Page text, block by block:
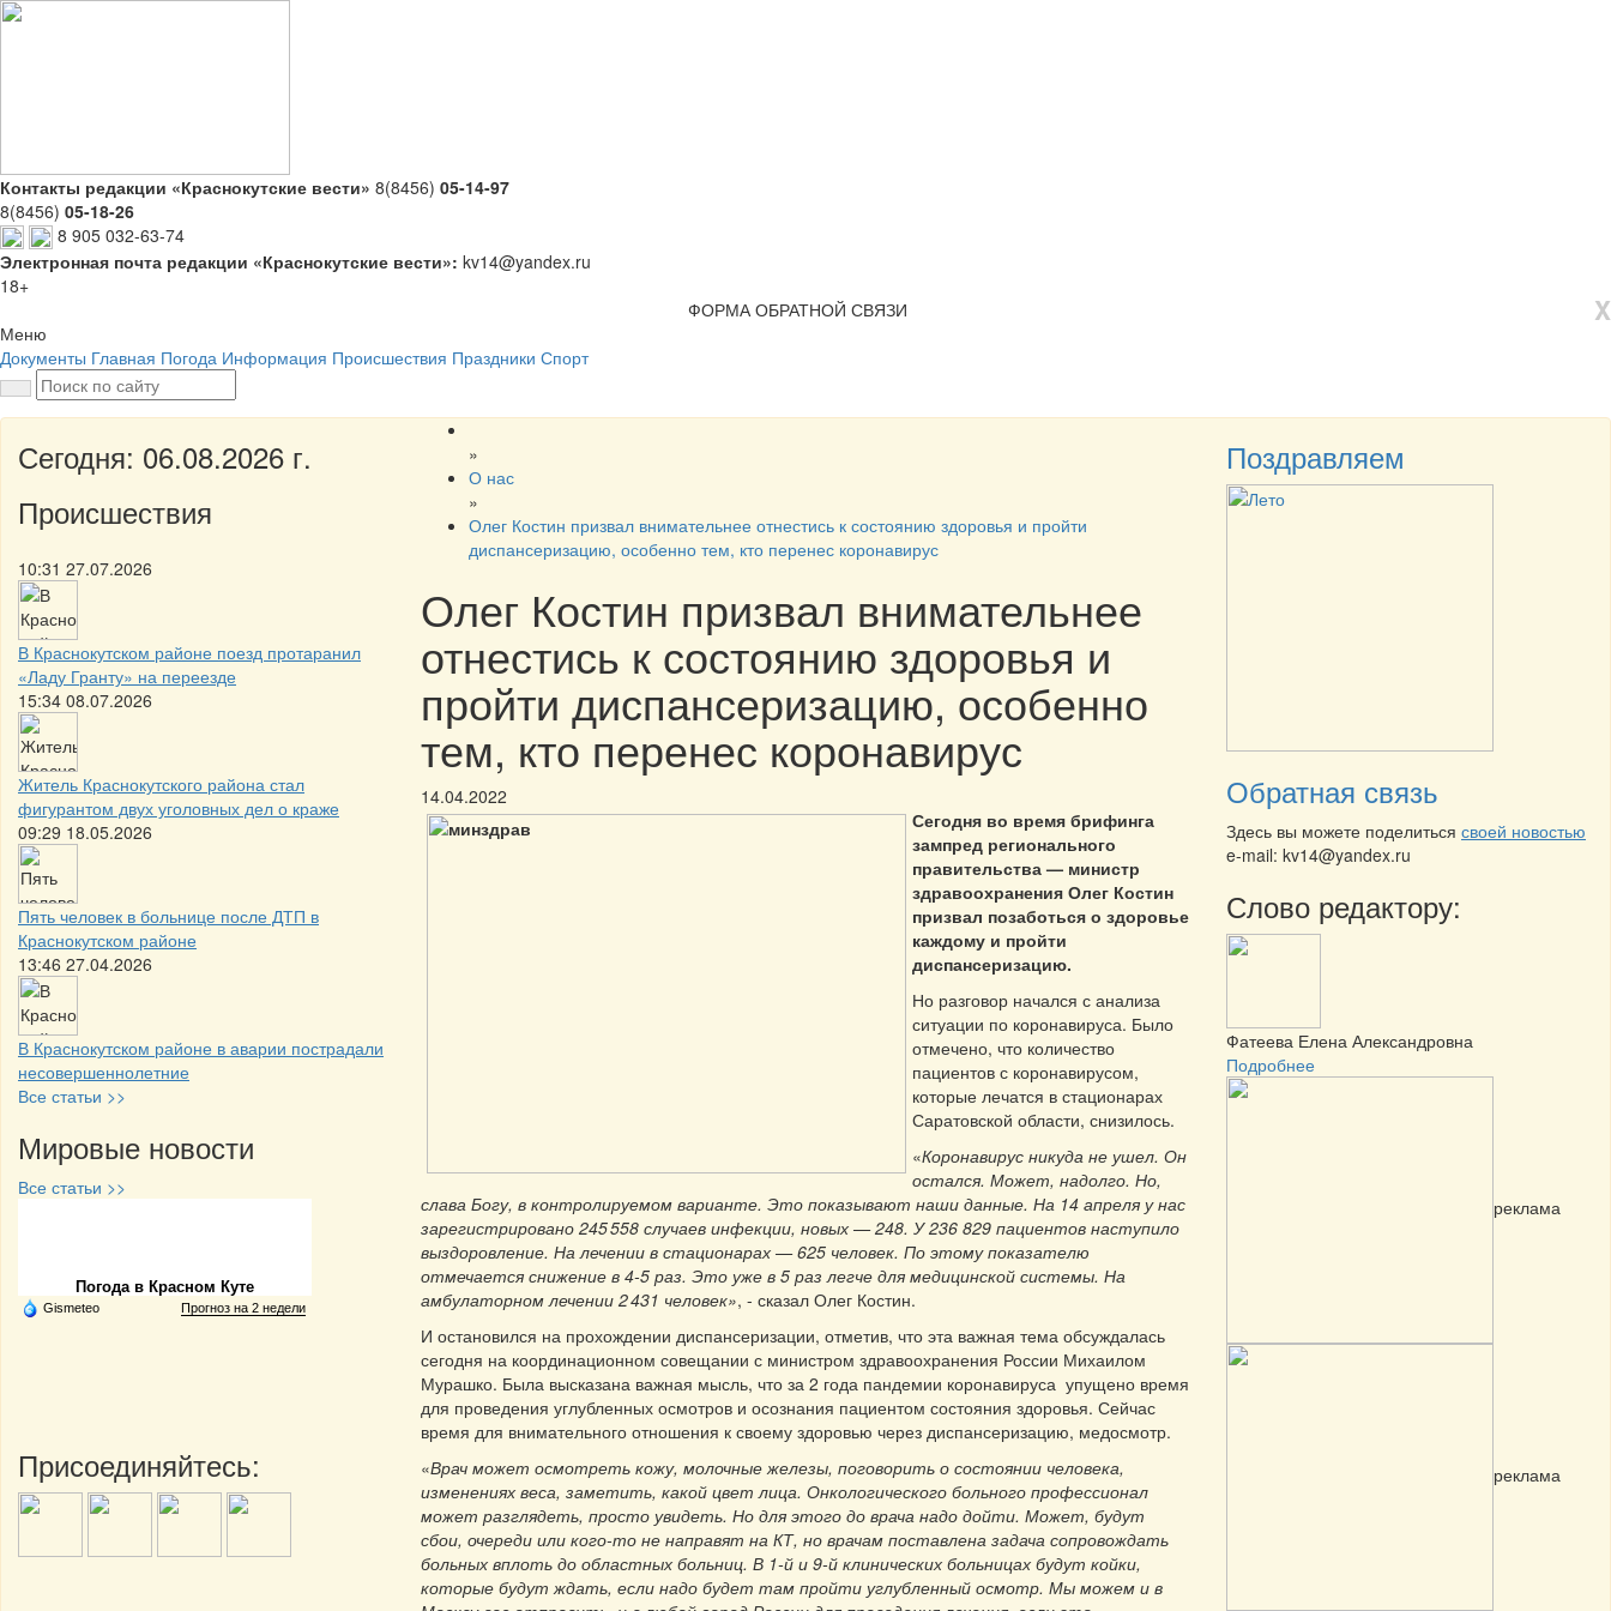
Контакты редакции «Краснокутские вести» 8(8456) 05-14-97
8(8456) 05-18-26
8 905 032-63-74
Электронная почта редакции «Краснокутские вести»: kv14@yandex.ru
18+
X
ФОРМА ОБРАТНОЙ СВЯЗИ
Меню
Документы Главная Погода Информация Происшествия Праздники Спорт
Сегодня: 06.08.2026 г.
Происшествия
10:31 27.07.2026
В Краснокутском районе поезд протаранил
«Ладу Гранту» на переезде
15:34 08.07.2026
Житель Краснокутского района стал
фигурантом двух уголовных дел о краже
09:29 18.05.2026
Пять человек в больнице после ДТП в
Краснокутском районе
13:46 27.04.2026
В Краснокутском районе в аварии пострадали
несовершеннолетние
Все статьи >>
Мировые новости
Все статьи >>
Погода в Красном Куте
Gismeteo Прогноз на 2 недели
Присоединяйтесь:
»
О нас
»
Олег Костин призвал внимательнее отнестись к состоянию здоровья и пройти
диспансеризацию, особенно тем, кто перенес коронавирус
Олег Костин призвал внимательнее
отнестись к состоянию здоровья и
пройти диспансеризацию, особенно
тем, кто перенес коронавирус
14.04.2022
Сегодня во время брифинга
зампред регионального
правительства — министр
здравоохранения Олег Костин
призвал позаботься о здоровье
каждому и пройти
диспансеризацию.
Но разговор начался с анализа
ситуации по коронавируса. Было
отмечено, что количество
пациентов с коронавирусом,
которые лечатся в стационарах
Саратовской области, снизилось.
«Коронавирус никуда не ушел. Он
остался. Может, надолго. Но,
слава Богу, в контролируемом варианте. Это показывают наши данные. На 14 апреля у нас
зарегистрировано 245 558 случаев инфекции, новых — 248. У 236 829 пациентов наступило
выздоровление. На лечении в стационарах — 625 человек. По этому показателю
отмечается снижение в 4-5 раз. Это уже в 5 раз легче для медицинской системы. На
амбулаторном лечении 2 431 человек», - сказал Олег Костин.
И остановился на прохождении диспансеризации, отметив, что эта важная тема обсуждалась
сегодня на координационном совещании с министром здравоохранения России Михаилом
Мурашко. Была высказана важная мысль, что за 2 года пандемии коронавируса упущено время
для проведения углубленных осмотров и осознания пациентом состояния здоровья. Сейчас
время для внимательного отношения к своему здоровью через диспансеризацию, медосмотр.
«Врач может осмотреть кожу, молочные железы, поговорить о состоянии человека,
изменениях веса, заметить, какой цвет лица. Онкологического больного профессионал
может разглядеть, просто увидеть. Но для этого до врача надо дойти. Может, будут
сбои, очереди или кого-то не направят на КТ, но врачам поставлена задача сопровождать
больных вплоть до областных больниц. В 1-й и 9-й клинических больницах будут койки,
которые будут ждать, если надо будет там пройти углубленный осмотр. Мы можем и в
Поздравляем
Обратная связь
Здесь вы можете поделиться своей новостью
e-mail: kv14@yandex.ru
Слово редактору:
Фатеева Елена Александровна
Подробнее
реклама
реклама